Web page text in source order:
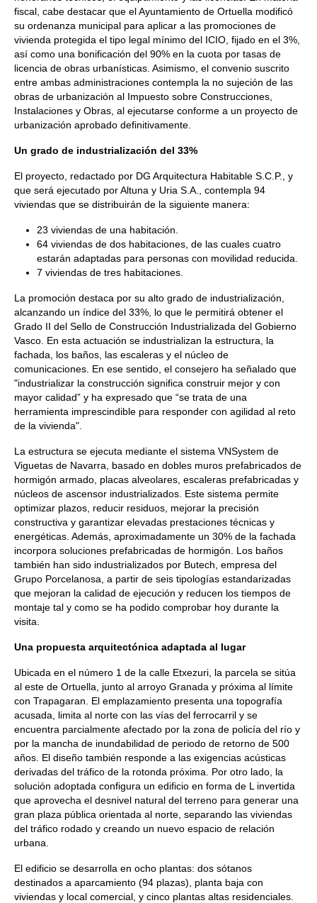
fiscal, cabe destacar que el Ayuntamiento de Ortuella modificó
su ordenanza municipal para aplicar a las promociones de
vivienda protegida el tipo legal mínimo del ICIO, fijado en el 3%,
así como una bonificación del 90% en la cuota por tasas de
licencia de obras urbanísticas. Asimismo, el convenio suscrito
entre ambas administraciones contempla la no sujeción de las
obras de urbanización al Impuesto sobre Construcciones,
Instalaciones y Obras, al ejecutarse conforme a un proyecto de
urbanización aprobado definitivamente.
Un grado de industrialización del 33%
El proyecto, redactado por DG Arquitectura Habitable S.C.P., y
que será ejecutado por Altuna y Uria S.A., contempla 94
viviendas que se distribuirán de la siguiente manera:
23 viviendas de una habitación.
64 viviendas de dos habitaciones, de las cuales cuatro
estarán adaptadas para personas con movilidad reducida.
7 viviendas de tres habitaciones.
La promoción destaca por su alto grado de industrialización,
alcanzando un índice del 33%, lo que le permitirá obtener el
Grado II del Sello de Construcción Industrializada del Gobierno
Vasco. En esta actuación se industrializan la estructura, la
fachada, los baños, las escaleras y el núcleo de
comunicaciones. En ese sentido, el consejero ha señalado que
"industrializar la construcción significa construir mejor y con
mayor calidad” y ha expresado que “se trata de una
herramienta imprescindible para responder con agilidad al reto
de la vivienda".
La estructura se ejecuta mediante el sistema VNSystem de
Viguetas de Navarra, basado en dobles muros prefabricados de
hormigón armado, placas alveolares, escaleras prefabricadas y
núcleos de ascensor industrializados. Este sistema permite
optimizar plazos, reducir residuos, mejorar la precisión
constructiva y garantizar elevadas prestaciones técnicas y
energéticas. Además, aproximadamente un 30% de la fachada
incorpora soluciones prefabricadas de hormigón. Los baños
también han sido industrializados por Butech, empresa del
Grupo Porcelanosa, a partir de seis tipologías estandarizadas
que mejoran la calidad de ejecución y reducen los tiempos de
montaje tal y como se ha podido comprobar hoy durante la
visita.
Una propuesta arquitectónica adaptada al lugar
Ubicada en el número 1 de la calle Etxezuri, la parcela se sitúa
al este de Ortuella, junto al arroyo Granada y próxima al límite
con Trapagaran. El emplazamiento presenta una topografía
acusada, limita al norte con las vías del ferrocarril y se
encuentra parcialmente afectado por la zona de policía del río y
por la mancha de inundabilidad de periodo de retorno de 500
años. El diseño también responde a las exigencias acústicas
derivadas del tráfico de la rotonda próxima. Por otro lado, la
solución adoptada configura un edificio en forma de L invertida
que aprovecha el desnivel natural del terreno para generar una
gran plaza pública orientada al norte, separando las viviendas
del tráfico rodado y creando un nuevo espacio de relación
urbana.
El edificio se desarrolla en ocho plantas: dos sótanos
destinados a aparcamiento (94 plazas), planta baja con
viviendas y local comercial, y cinco plantas altas residenciales.